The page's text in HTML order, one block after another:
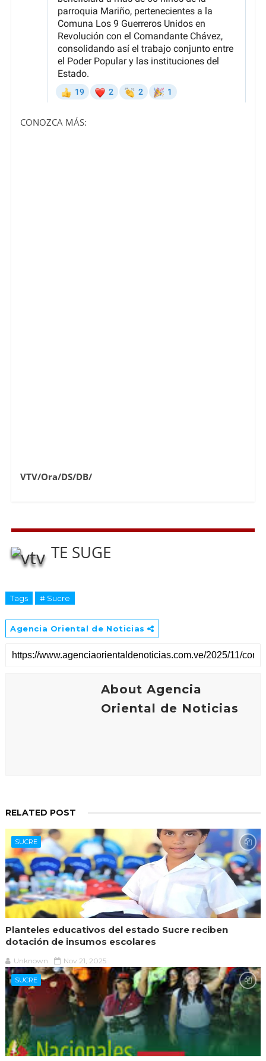
CONOZCA MÁS:
VTV/Ora/DS/DB/
TE SUGE
Tags # Sucre
Agencia Oriental de Noticias
About Agencia
Oriental de Noticias
RELATED POST
SUCRE
Planteles educativos del estado Sucre reciben
dotación de insumos escolares
Unknown Nov 21, 2025
SUCRE